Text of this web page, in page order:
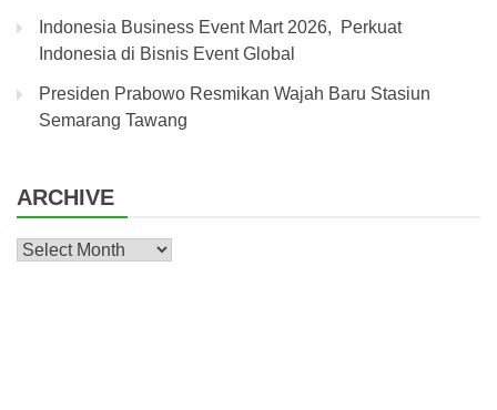
Indonesia Business Event Mart 2026, Perkuat
Indonesia di Bisnis Event Global
Presiden Prabowo Resmikan Wajah Baru Stasiun
Semarang Tawang
ARCHIVE
Archive